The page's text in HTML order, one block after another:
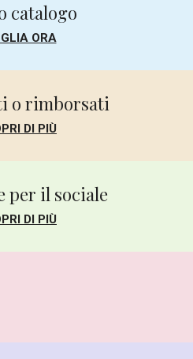
catalogo
ORA
o rimborsati
DI PIÙ
per il sociale
DI PIÙ